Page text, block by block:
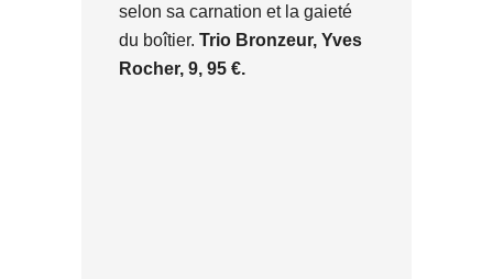
selon sa carnation et la gaieté
du boîtier. Trio Bronzeur, Yves
Rocher, 9, 95 €.